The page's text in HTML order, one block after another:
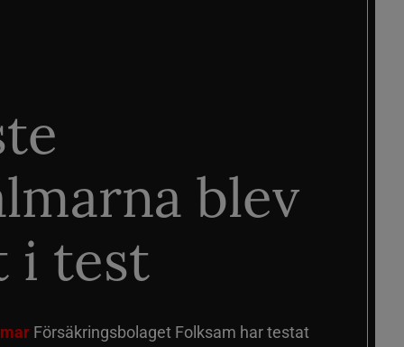
blev
i test
Försäkringsbolaget Folksam har testat